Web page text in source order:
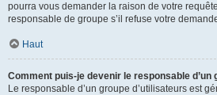
pourra vous demander la raison de votre
responsable de groupe s’il refuse votre
Haut
Comment puis-je devenir le responsable d’un
Le responsable d’un groupe d’utilisateurs est